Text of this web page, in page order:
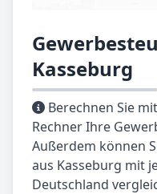
Kasseburg
Berechnen Sie
Rechner Ihre
Außerdem können
aus Kasseburg mit
Deutschland